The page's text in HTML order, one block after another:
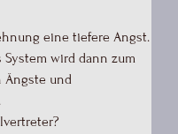
eine tiefere Angst.
wird dann zum
Ängste und